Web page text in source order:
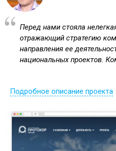
Перед нами стояла
отражающий стратегию
направления ее
национальных проектов.
Подробное описание проекта